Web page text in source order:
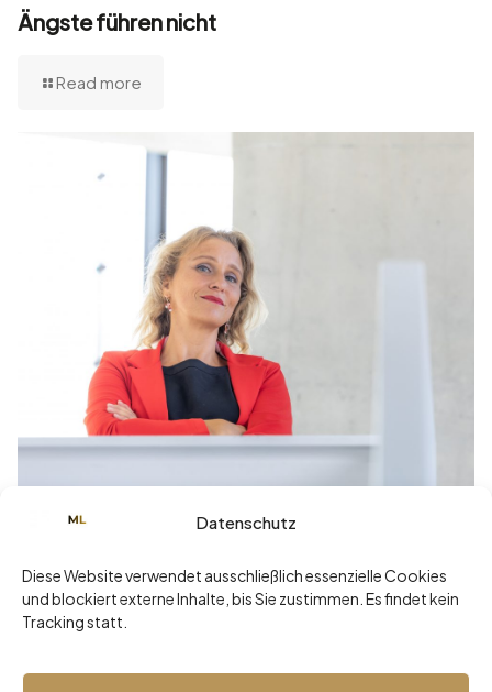
Datenschutz
Diese Website verwendet ausschließlich essenzielle Cookies
und blockiert externe Inhalte, bis Sie zustimmen. Es findet kein
Tracking statt.
Ängste führen nicht
Read more
„Ich mach’s lieber selbst.“ – Der teuerste
Satz einer Führungskraft